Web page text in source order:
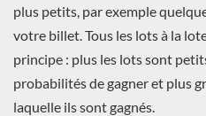
plus petits, par exemple
votre billet. Tous les lots à la
principe : plus les lots sont
probabilités de gagner et plus
laquelle ils sont gagnés.